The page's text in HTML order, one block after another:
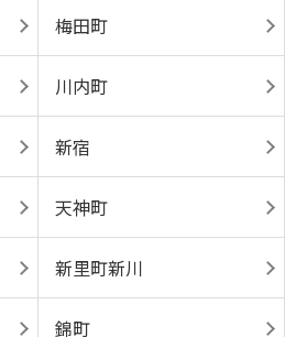
梅田町
川内町
新宿
天神町
新里町新川
錦町